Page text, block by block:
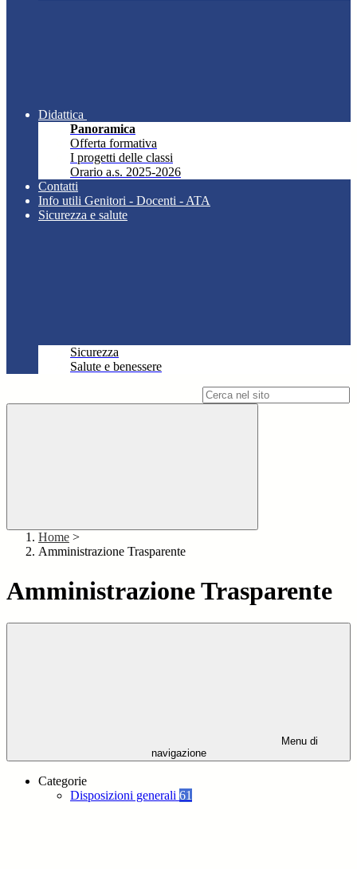
Didattica
Panoramica
Offerta formativa
I progetti delle classi
Orario a.s. 2025-2026
Contatti
Info utili Genitori - Docenti - ATA
Sicurezza e salute
Sicurezza
Salute e benessere
Home >
Amministrazione Trasparente
Amministrazione Trasparente
Menu di
navigazione
Categorie
Disposizioni generali 61